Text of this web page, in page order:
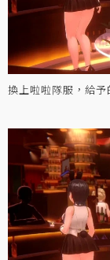
換上啦啦隊服，給予